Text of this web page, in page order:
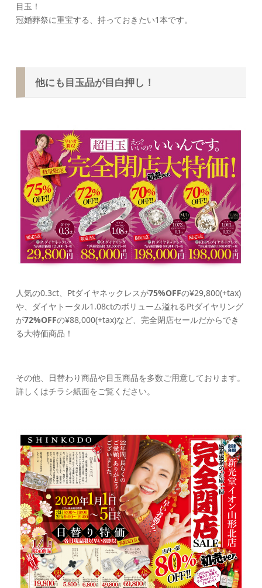
目玉！
冠婚葬祭に重宝する、持っておきたい1本です。
他にも目玉品が目白押し！
人気の0.3ct、Ptダイヤネックレスが75%OFFの¥29,800(+tax)
や、ダイヤトータル1.08ctのボリューム溢れるPtダイヤリング
が72%OFFの¥88,000(+tax)など、完全閉店セールだからでき
る大特価商品！
その他、日替わり商品や目玉商品を多数ご用意しております。
詳しくはチラシ紙面をご覧ください。